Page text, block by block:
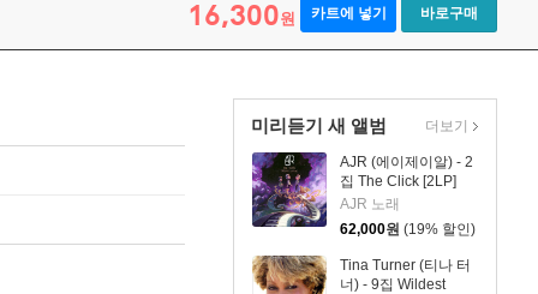
16,300원 카트에 넣기 바로구매
미리듣기 새 앨범
AJR (에이제이알) - 2
집 The Click [2LP]
AJR 노래
62,000원 (19% 할인)
Tina Turner (티나 터
너) - 9집 Wildest
더보기